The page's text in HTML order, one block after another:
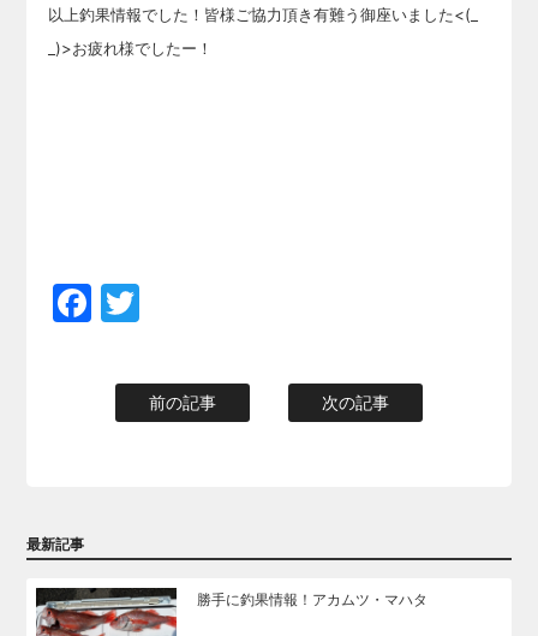
以上釣果情報でした！皆様ご協力頂き有難う御座いました<(_
_)>お疲れ様でしたー！
Facebook
前の記事 次の記事
最新記事
勝手に釣果情報！アカムツ・マハタ